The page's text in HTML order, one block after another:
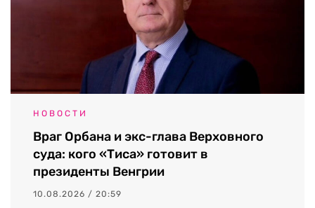
НОВОСТИ
Враг Орбана и экс-глава Верховного
суда: кого «Тиса» готовит в
президенты Венгрии
10.08.2026 / 20:59